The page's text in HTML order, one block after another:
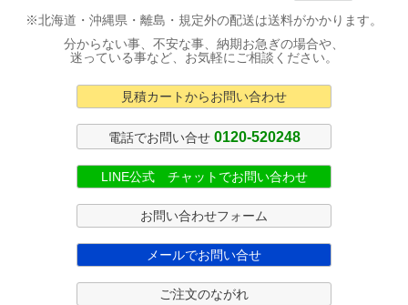
※北海道・沖縄県・離島・規定外の配送は送料がかかります。
分からない事、不安な事、納期お急ぎの場合や、
迷っている事など、お気軽にご相談ください。
見積カートからお問い合わせ
電話でお問い合せ 0120-520248
LINE公式 チャットでお問い合わせ
お問い合わせフォーム
メールでお問い合せ
ご注文のながれ